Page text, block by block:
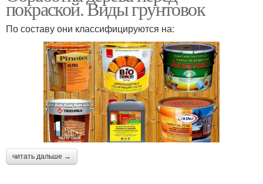
покраской. Виды грунтовок
По составу они классифицируются на:
читать дальше →